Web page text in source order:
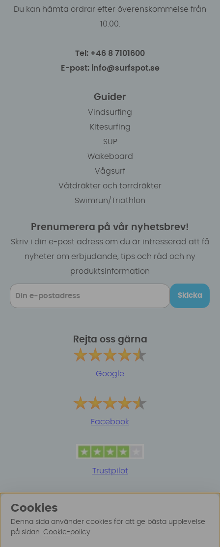
Du kan hämta ordrar efter överenskommelse från
10.00.
Tel: +46 8 7101600
E-post: info@surfspot.se
Guider
Vindsurfing
Kitesurfing
SUP
Wakeboard
Vågsurf
Våtdräkter och torrdräkter
Swimrun/Triathlon
Prenumerera på vår nyhetsbrev!
Skriv i din e-post adress om du är intresserad att få
nyheter om erbjudande, tips och råd och ny
produktsinformation
Skicka
Rejta oss gärna
Google
Facebook
Trustpilot
Cookies
Denna sida använder cookies för att ge bästa upplevelse
på sidan. Cookie-policy.